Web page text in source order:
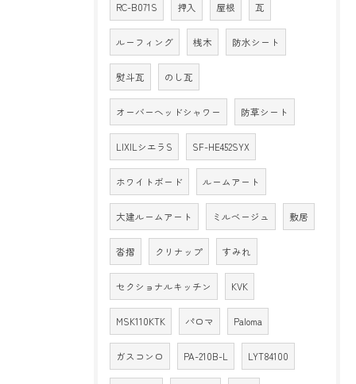
RC-B071S 押入 屋根 瓦
ルーフィング 桟木 防水シート
熨斗瓦 のし瓦
オーバーヘッドシャワー 防草シート
LIXILシエラS SF-HE452SYX
ホワイトボード ルームアート
大建ルームアート ミルベージュ 敷居
沓摺 クリナップ すみれ
セクショナルキッチン KVK
MSK110KTK パロマ Paloma
ガスコンロ PA-210B-L LYT84100